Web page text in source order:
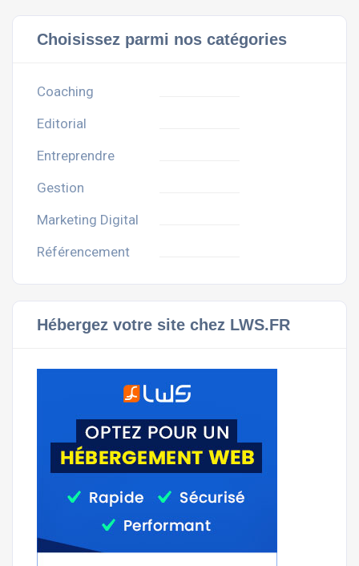
Choisissez parmi nos catégories
Coaching
Editorial
Entreprendre
Gestion
Marketing Digital
Référencement
Hébergez votre site chez LWS.FR